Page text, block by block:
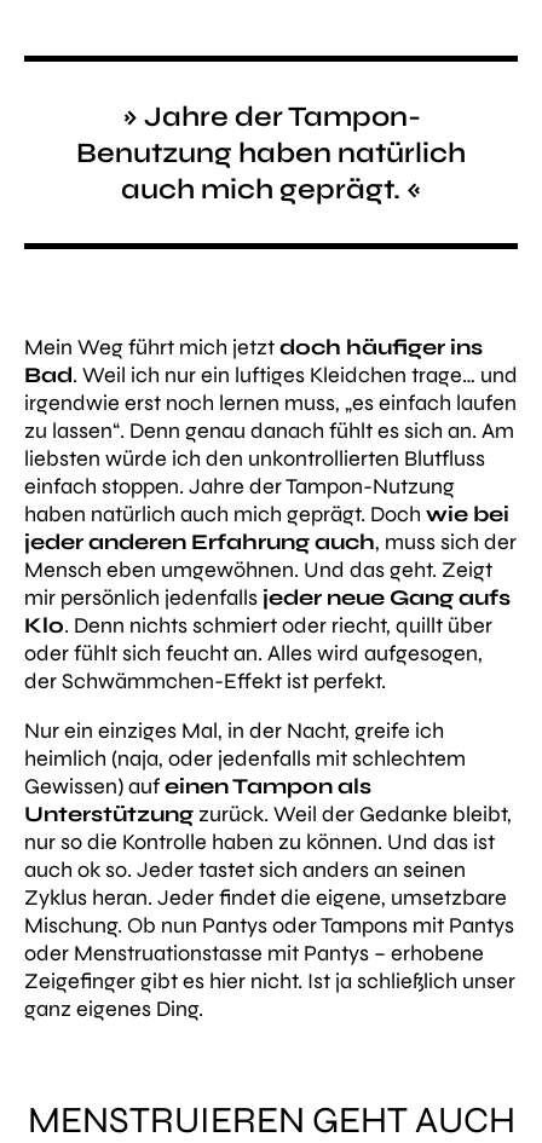
» Jahre der Tampon-
Benutzung haben natürlich
auch mich geprägt. «
Mein Weg führt mich jetztdoch häufiger ins
Bad. Weil ich nur ein luftiges Kleidchen trage… und
irgendwie erst noch lernen muss, „es einfach laufen
zu lassen“. Denn genau danach fühlt es sich an. Am
liebsten würde ich den unkontrollierten Blutfluss
einfach stoppen. Jahre der Tampon-Nutzung
haben natürlich auch mich geprägt. Doch wie bei
jeder anderen Erfahrung auch, muss sich der
Mensch eben umgewöhnen. Und das geht. Zeigt
mir persönlich jedenfalls jeder neue Gang aufs
Klo. Denn nichts schmiert oder riecht, quillt über
oder fühlt sich feucht an. Alles wird aufgesogen,
der Schwämmchen-Effekt ist perfekt.
Nur ein einziges Mal, in der Nacht, greife ich
heimlich (naja, oder jedenfalls mit schlechtem
Gewissen) aufeinen Tampon als
Unterstützung zurück. Weil der Gedanke bleibt,
nur so die Kontrolle haben zu können. Und das ist
auch ok so. Jeder tastet sich anders an seinen
Zyklus heran. Jeder findet die eigene, umsetzbare
Mischung. Ob nun Pantys oder Tampons mit Pantys
oder Menstruationstasse mit Pantys – erhobene
Zeigefinger gibt es hier nicht. Ist ja schließlich unser
ganz eigenes Ding.
MENSTRUIEREN GEHT AUCH